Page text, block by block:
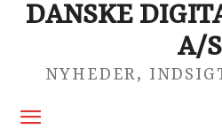
DANSKE
A/S
NYHEDER,